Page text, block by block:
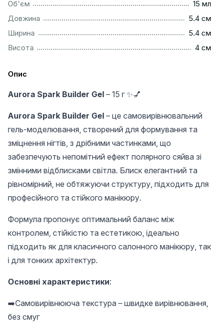
Об'єм
15 мл
Довжина
5.4 см
Ширина
5.4 см
Висота
4 см
Опис
Aurora Spark Builder Gel – 15 г ✨💅
Aurora Spark Builder Gel – це самовирівнювальний
гель-моделювання, створений для формування та
зміцнення нігтів, з дрібними частинками, що
забезпечують непомітний ефект полярного сяйва зі
змінними відблисками світла. Блиск елегантний та
рівномірний, не обтяжуючи структуру, підходить для
професійного та стійкого манікюру.
Формула пропонує оптимальний баланс між
контролем, стійкістю та естетикою, ідеально
підходить як для класичного салонного манікюру, так
і для тонких архітектур.
Основні характеристики:
➡️Самовирівнююча текстура – ​​швидке вирівнювання,
без смуг